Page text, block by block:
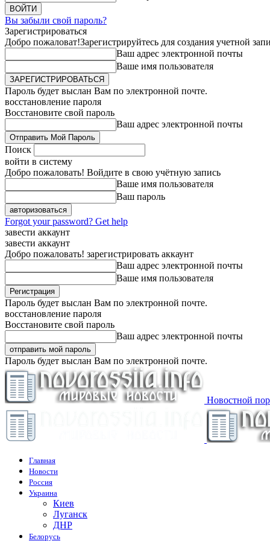
Вы забыли свой пароль?
Зарегистрироваться
Добро пожаловат!Зарегистрируйтесь для создания учетной
Ваш адрес электронной почты
Ваше имя пользователя
Пароль будет выслан Вам по электронной почте.
восстановление пароля
Восстановите свой пароль
Ваш адрес электронной почты
Поиск
войти в систему
Добро пожаловать! Войдите в свою учётную запись
Ваше имя пользователя
Ваш пароль
Forgot your password? Get help
завести аккаунт
завести аккаунт
Добро пожаловать! зарегистрировать аккаунт
Ваш адрес электронной почты
Ваше имя пользователя
Пароль будет выслан Вам по электронной почте.
восстановление пароля
Восстановите свой пароль
Ваш адрес электронной почты
Пароль будет выслан Вам по электронной почте.
Новостной
Главная
Новости
Россия
Украина
Киев
Луганск
ДНР
Белорусь